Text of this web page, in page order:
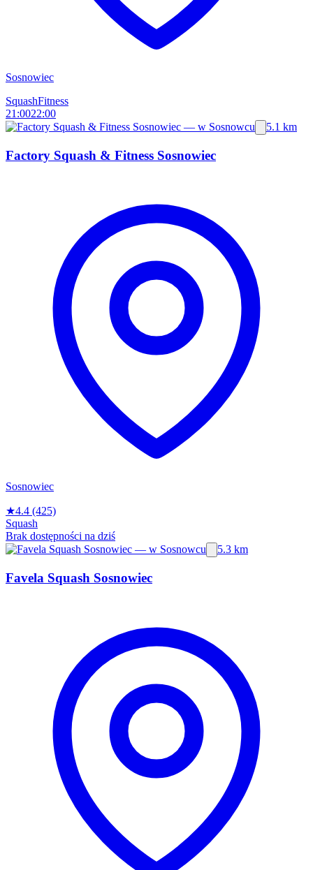
Sosnowiec
SquashFitness
21:0022:00
5.1 km
Factory Squash & Fitness Sosnowiec
Sosnowiec
★4.4 (425)
Squash
Brak dostępności na dziś
5.3 km
Favela Squash Sosnowiec